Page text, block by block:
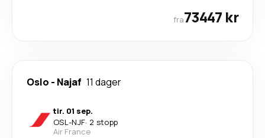
fra73447 kr
Oslo - Najaf 11 dager
tir. 01 sep.
OSL-NJF· 2 stopp
Air France